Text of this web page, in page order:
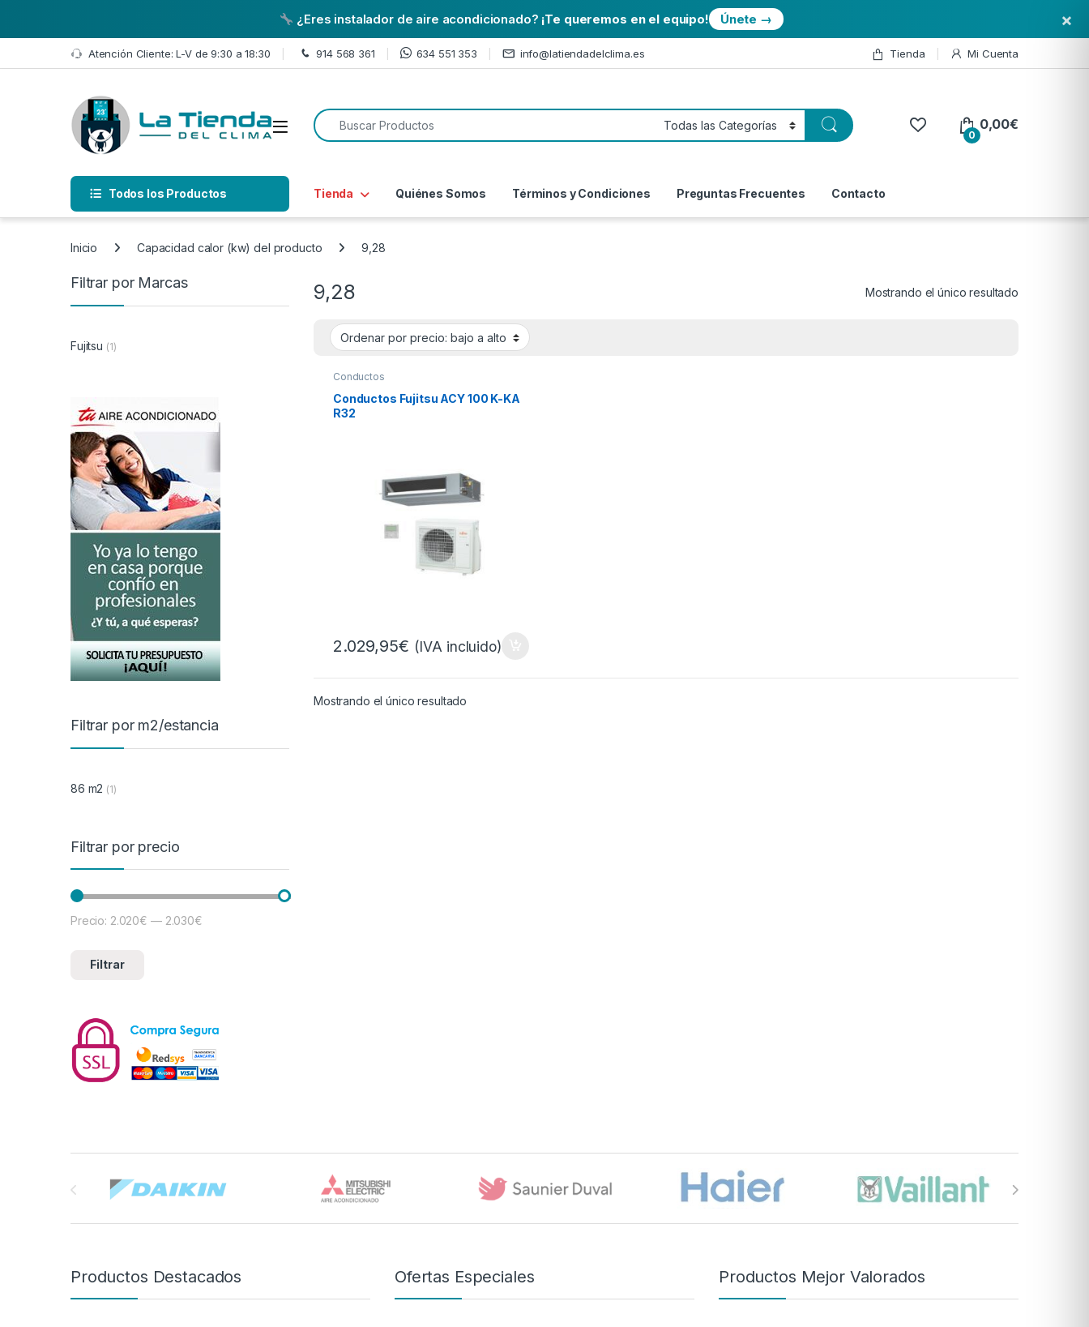
¿Eres instalador de aire acondicionado? ¡Te queremos en el equipo! Únete → ×
Skip to navigation
Skip to content Atención Cliente: L-V de 9:30 a 18:30 914 568 361 634 551 353 info@latiendadelclima.es Tienda Mi Cuenta
Open
Search for:
0
0,00€
Todos los Productos Tienda Quiénes Somos Términos y Condiciones Preguntas Frecuentes Contacto
Inicio Capacidad calor (kw) del producto 9,28
9,28 Mostrando el único resultado
Conductos
Conductos Fujitsu ACY 100 K-KA
R32
2.029,95€ (IVA incluido)
Mostrando el único resultado
Filtrar por Marcas
Fujitsu (1)
Filtrar por m2/estancia
86 m2 (1)
Filtrar por precio
Precio mínimo
Precio máximo
Filtrar
Precio: 2.020€ — 2.030€
Productos Destacados Ofertas Especiales Productos Mejor Valorados